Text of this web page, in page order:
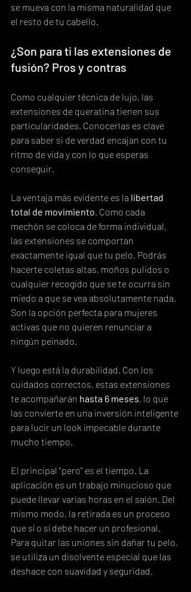
se mueva con la misma naturalidad que
el resto de tu cabello.
¿Son para ti las extensiones de
fusión? Pros y contras
Como cualquier técnica de lujo, las
extensiones de queratina tienen sus
particularidades. Conocerlas es clave
para saber si de verdad encajan con tu
ritmo de vida y con lo que esperas
conseguir.
La ventaja más evidente es la libertad
total de movimiento . Como cada
mechón se coloca de forma individual,
las extensiones se comportan
exactamente igual que tu pelo. Podrás
hacerte coletas altas, moños pulidos o
cualquier recogido que se te ocurra sin
miedo a que se vea absolutamente nada.
Son la opción perfecta para mujeres
activas que no quieren renunciar a
ningún peinado.
Y luego está la durabilidad. Con los
cuidados correctos, estas extensiones
te acompañarán hasta 6 meses, lo que
las convierte en una inversión inteligente
para lucir un look impecable durante
mucho tiempo.
El principal "pero" es el tiempo. La
aplicación es un trabajo minucioso que
puede llevar varias horas en el salón. Del
mismo modo, la retirada es un proceso
que sí o sí debe hacer un profesional.
Para quitar las uniones sin dañar tu pelo,
se utiliza un disolvente especial que las
deshace con suavidad y seguridad.